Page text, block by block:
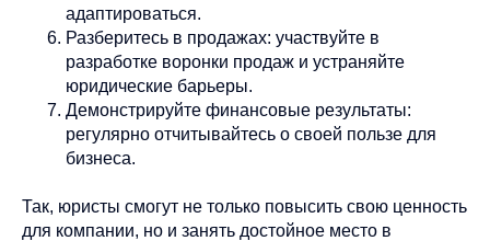
адаптироваться.
Разберитесь в продажах: участвуйте в
разработке воронки продаж и устраняйте
юридические барьеры.
Демонстрируйте финансовые результаты:
регулярно отчитывайтесь о своей пользе для
бизнеса.
Так, юристы смогут не только повысить свою ценность
для компании, но и занять достойное место в